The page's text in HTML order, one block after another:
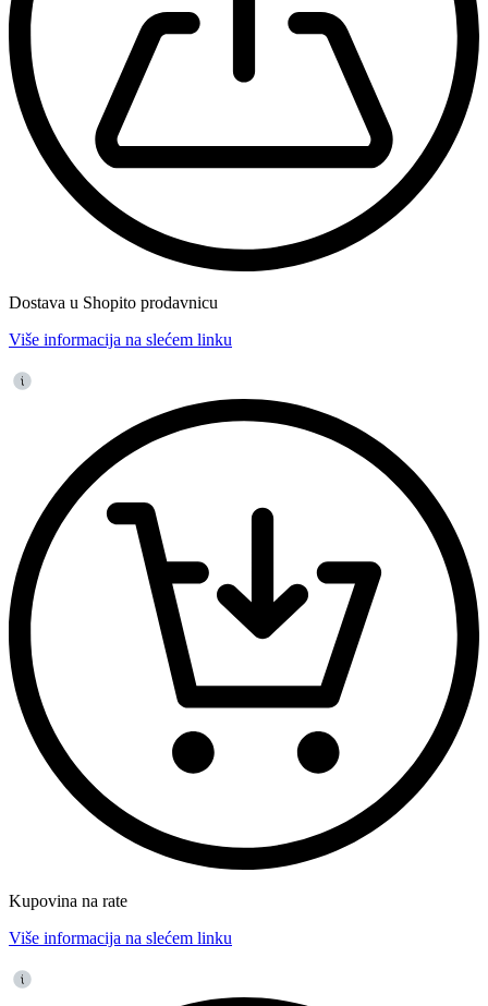
Dostava u Shopito prodavnicu
Više informacija na slećem linku
Kupovina na rate
Više informacija na slećem linku